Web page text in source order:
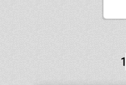
1